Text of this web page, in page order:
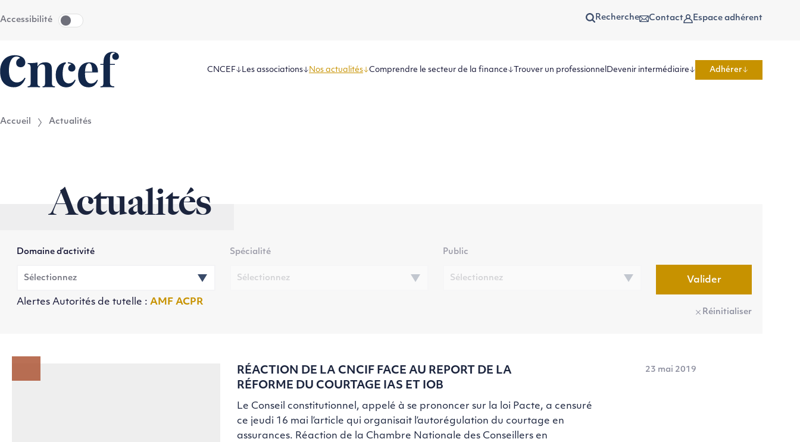
Accessibilité Recherche Contact Espace adhérent
CNCEF Les associations Nos actualités Comprendre le secteur de la finance Trouver un professionnel Devenir intermédiaire Adhérer
Accueil Actualités
Actualités
Alertes Autorités de tutelle : AMF ACPR
Domaine d’activité Spécialité Public
Valider
Réinitialiser
23 mai 2019
RÉACTION DE LA CNCIF FACE AU REPORT DE LA
RÉFORME DU COURTAGE IAS ET IOB
Le Conseil constitutionnel, appelé à se prononcer sur la loi Pacte, a censuré
ce jeudi 16 mai l’article qui organisait l’autorégulation du courtage en
assurances. Réaction de la Chambre Nationale des Conseillers en